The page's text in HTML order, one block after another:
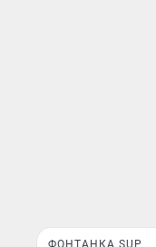
ФОНТАНКА SUP